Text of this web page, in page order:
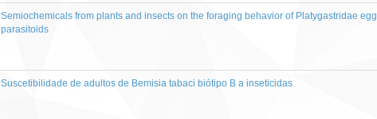
Semiochemicals from plants and insects on the foraging behavior of Platygastridae egg
parasitoids
Suscetibilidade de adultos de Bemisia tabaci biótipo B a inseticidas